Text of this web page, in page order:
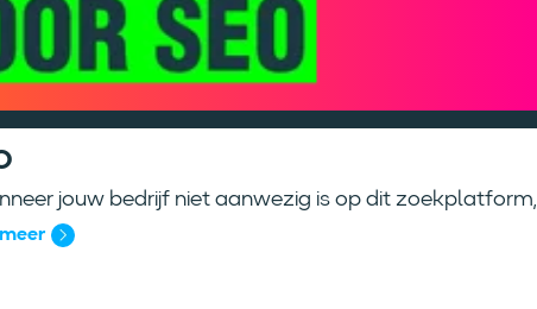
jouw bedrijf niet aanwezig is op dit zoekplatform,